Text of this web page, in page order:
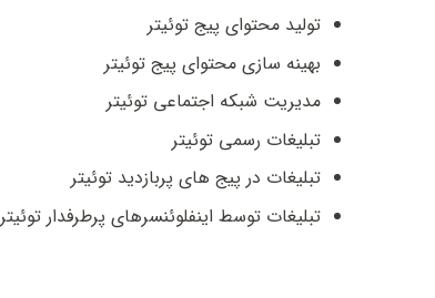
تولید محتوای پیج توئیتر
بهینه سازی محتوای پیج توئیتر
مدیریت شبکه اجتماعی توئیتر
تبلیغات رسمی توئیتر
تبلیغات در پیج های پربازدید توئیتر
تبلیغات توسط اینفلوئنسرهای پرطرفدار توئیتر